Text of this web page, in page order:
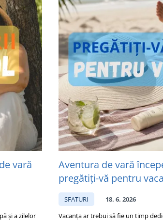
vară
și a zilelor
Aventura de vară
pregătiți-vă pentru
SFATURI
18. 6. 2026
Vacanța ar trebui să fie un timp